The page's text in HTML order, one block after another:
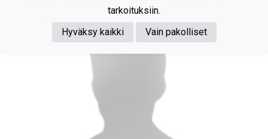
tarkoituksiin.
Hyväksy kaikki
Vain pakolliset